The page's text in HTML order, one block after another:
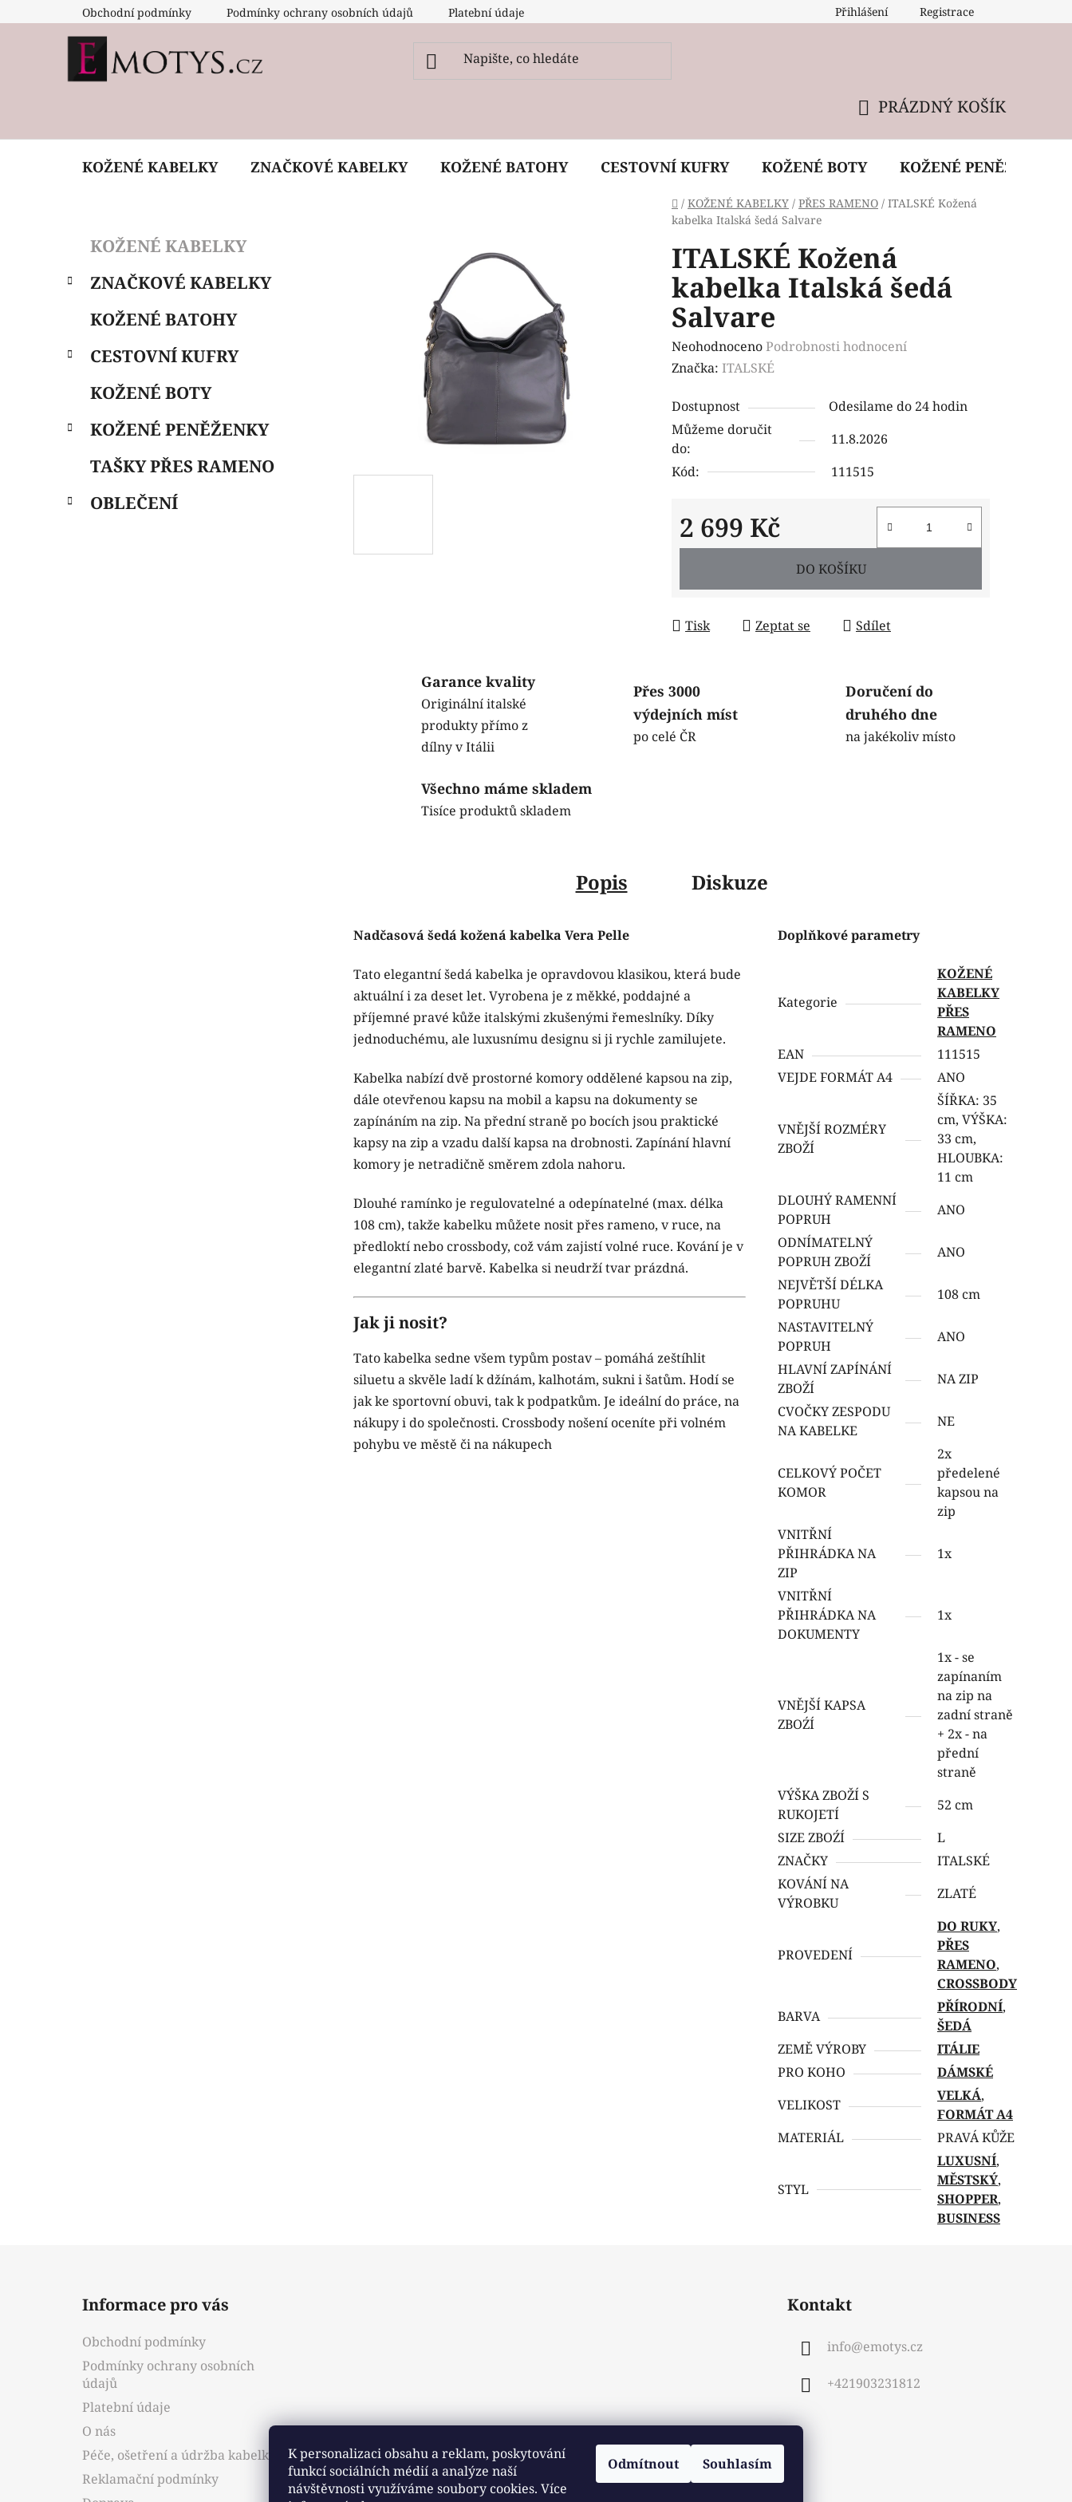
K personalizaci obsahu a reklam, poskytování
funkcí sociálních médií a analýze naší
návštěvnosti využíváme soubory cookies. Více
Odmítnout Souhlasím
na
Obchodní podmínky Podmínky ochrany osobních údajů Platební údaje Reklamační podmínky
Přihlášení Registrace
KOŠÍK
PRÁZDNÝ KOŠÍK
KOŽENÉ KABELKY ZNAČKOVÉ KABELKY KOŽENÉ BATOHY CESTOVNÍ KUFRY KOŽENÉ BOTY KOŽENÉ PENĚŽENKY
Domů
/ KOŽENÉ KABELKY / PŘES RAMENO / ITALSKÉ Kožená
kabelka Italská šedá Salvare
s
n
p
l
Přeskočit
kategorie
e
i
KOŽENÉ KABELKY
ZNAČKOVÉ KABELKY
KOŽENÉ BATOHY
CESTOVNÍ KUFRY
KOŽENÉ BOTY
KOŽENÉ PENĚŽENKY
TAŠKY PŘES RAMENO
OBLEČENÍ
ITALSKÉ Kožená
kabelka Italská šedá
Salvare
Průměrné
hodnocení
je
0,0
z
5
NeohodnocenoPodrobnosti hodnocení
Značka: ITALSKÉ
Dostupnost
Odesilame do 24 hodin
Můžeme doručit
do:
11.8.2026
Kód:
111515
2 699 Kč
Měrná cena:
DO KOŠÍKU
Tisk Zeptat se Sdílet
Garance kvality
Originální italské
produkty přímo z
dílny v Itálii
Přes 3000
výdejních míst
po celé ČR
Doručení do
druhého dne
na jakékoliv místo
Všechno máme skladem
Tisíce produktů skladem
Popis Diskuze
Nadčasová šedá kožená kabelka Vera Pelle
Tato elegantní šedá kabelka je opravdovou klasikou, která bude
aktuální i za deset let. Vyrobena je z měkké, poddajné a
příjemné pravé kůže italskými zkušenými řemeslníky. Díky
jednoduchému, ale luxusnímu designu si ji rychle zamilujete.
Kabelka nabízí dvě prostorné komory oddělené kapsou na zip,
dále otevřenou kapsu na mobil a kapsu na dokumenty se
zapínáním na zip. Na přední straně po bocích jsou praktické
kapsy na zip a vzadu další kapsa na drobnosti. Zapínání hlavní
komory je netradičně směrem zdola nahoru.
Dlouhé ramínko je regulovatelné a odepínatelné (max. délka
108 cm), takže kabelku můžete nosit přes rameno, v ruce, na
předloktí nebo crossbody, což vám zajistí volné ruce. Kování je v
elegantní zlaté barvě. Kabelka si neudrží tvar prázdná.
Jak ji nosit?
Tato kabelka sedne všem typům postav – pomáhá zeštíhlit
siluetu a skvěle ladí k džínám, kalhotám, sukni i šatům. Hodí se
jak ke sportovní obuvi, tak k podpatkům. Je ideální do práce, na
nákupy i do společnosti. Crossbody nošení oceníte při volném
pohybu ve městě či na nákupech
Doplňkové parametry
Kategorie
KOŽENÉ
KABELKY
PŘES
RAMENO
EAN
111515
VEJDE FORMÁT A4
ANO
VNĚJŠÍ ROZMÉRY
ZBOŽÍ
ŠÍŘKA: 35
cm, VÝŠKA:
33 cm,
HLOUBKA:
11 cm
DLOUHÝ RAMENNÍ
POPRUH
ANO
ODNÍMATELNÝ
POPRUH ZBOŽÍ
ANO
NEJVĚTŠÍ DÉLKA
POPRUHU
108 cm
NASTAVITELNÝ
POPRUH
ANO
HLAVNÍ ZAPÍNÁNÍ
ZBOŽÍ
NA ZIP
CVOČKY ZESPODU
NA KABELKE
NE
CELKOVÝ POČET
KOMOR
2x
předelené
kapsou na
zip
VNITŘNÍ
PŘIHRÁDKA NA
ZIP
1x
VNITŘNÍ
PŘIHRÁDKA NA
DOKUMENTY
1x
VNĚJŠÍ KAPSA
ZBOŹÍ
1x - se
zapínaním
na zip na
zadní straně
+ 2x - na
přední
straně
VÝŠKA ZBOŽÍ S
RUKOJETÍ
52 cm
SIZE ZBOŹÍ
L
ZNAČKY
ITALSKÉ
KOVÁNÍ NA
VÝROBKU
ZLATÉ
PROVEDENÍ
DO RUKY,
PŘES
RAMENO,
CROSSBODY
BARVA
PŘÍRODNÍ,
ŠEDÁ
ZEMĚ VÝROBY
ITÁLIE
PRO KOHO
DÁMSKÉ
VELIKOST
VELKÁ,
FORMÁT A4
MATERIÁL
PRAVÁ KŮŽE
STYL
LUXUSNÍ,
MĚSTSKÝ,
SHOPPER,
BUSINESS
Informace pro vás
Obchodní podmínky
Podmínky ochrany osobních
údajů
Platební údaje
O nás
Péče, ošetření a údržba kabelky
Reklamační podmínky
Kontakt
info@emotys.cz
+421903231812